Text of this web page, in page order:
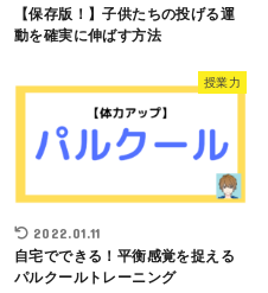
【保存版！】子供たちの投げる運
動を確実に伸ばす方法
授業力
2022.01.11
自宅でできる！平衡感覚を捉える
パルクールトレーニング